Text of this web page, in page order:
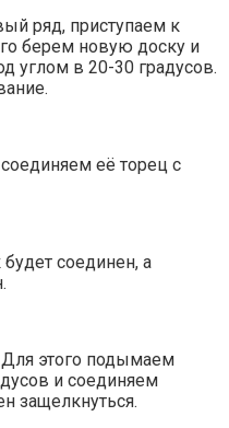
ряд, приступаем к
берем новую доску и
углом в 20-30 градусов.
её торец с
соединен, а
этого подымаем
и соединяем
защелкнуться.